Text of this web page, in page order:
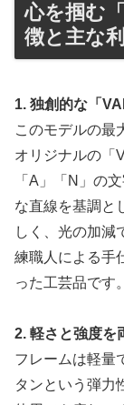
心を掴む
徴と主な
1. 独創的な「
このモデルの最
オリジナルの「
「A」「N」の
な直線を基調と
しく、光の加減
練職人による手
った工芸品です。
2. 軽さと強度を
フレームは軽量
タンという弾力